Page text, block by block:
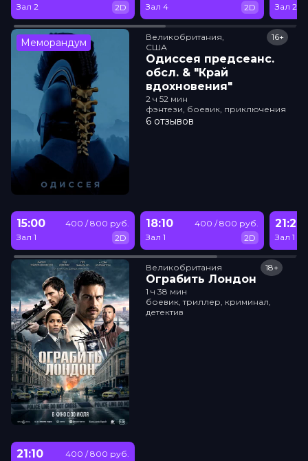
Зал 2
2D
Зал 4
2D
Зал 2
Меморандум
Великобритания,
США
Одиссея прeдсeанc.
обсл. & "Край
вдохновения"
16+
2 ч 52 мин
фэнтези, боевик, приключения
6 отзывов
15:00
Зал 1
400 / 800 руб.
2D
18:10
Зал 1
400 / 800 руб.
2D
21:20
Зал 1
Великобритания
Ограбить Лондон
18+
1 ч 38 мин
боевик, триллер, криминал,
детектив
21:10
400 / 800 руб.